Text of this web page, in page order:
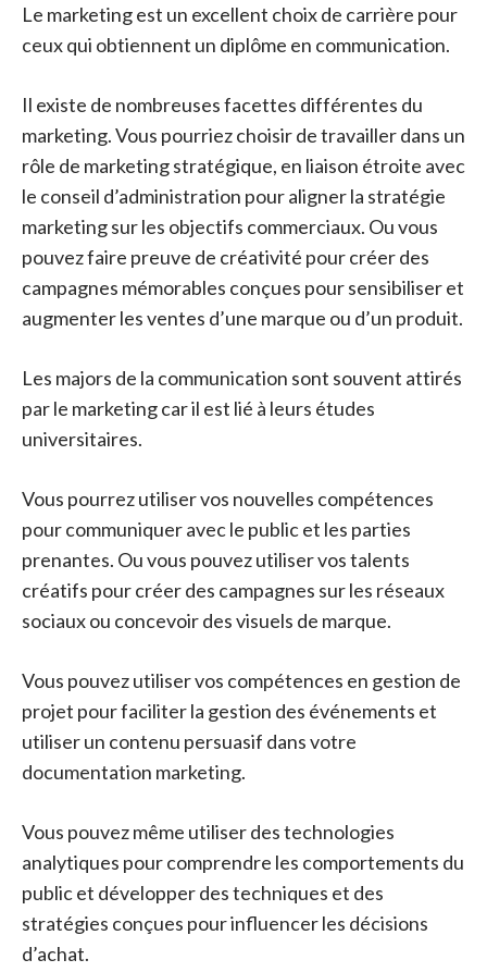
Le marketing est un excellent choix de carrière pour
ceux qui obtiennent un diplôme en communication.
Il existe de nombreuses facettes différentes du
marketing. Vous pourriez choisir de travailler dans un
rôle de marketing stratégique, en liaison étroite avec
le conseil d’administration pour aligner la stratégie
marketing sur les objectifs commerciaux. Ou vous
pouvez faire preuve de créativité pour créer des
campagnes mémorables conçues pour sensibiliser et
augmenter les ventes d’une marque ou d’un produit.
Les majors de la communication sont souvent attirés
par le marketing car il est lié à leurs études
universitaires.
Vous pourrez utiliser vos nouvelles compétences
pour communiquer avec le public et les parties
prenantes. Ou vous pouvez utiliser vos talents
créatifs pour créer des campagnes sur les réseaux
sociaux ou concevoir des visuels de marque.
Vous pouvez utiliser vos compétences en gestion de
projet pour faciliter la gestion des événements et
utiliser un contenu persuasif dans votre
documentation marketing.
Vous pouvez même utiliser des technologies
analytiques pour comprendre les comportements du
public et développer des techniques et des
stratégies conçues pour influencer les décisions
d’achat.